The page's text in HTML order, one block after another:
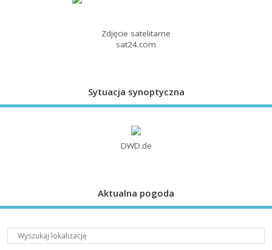
Zdjęcie satelitarne
sat24.com
Sytuacja synoptyczna
DWD.de
Aktualna pogoda